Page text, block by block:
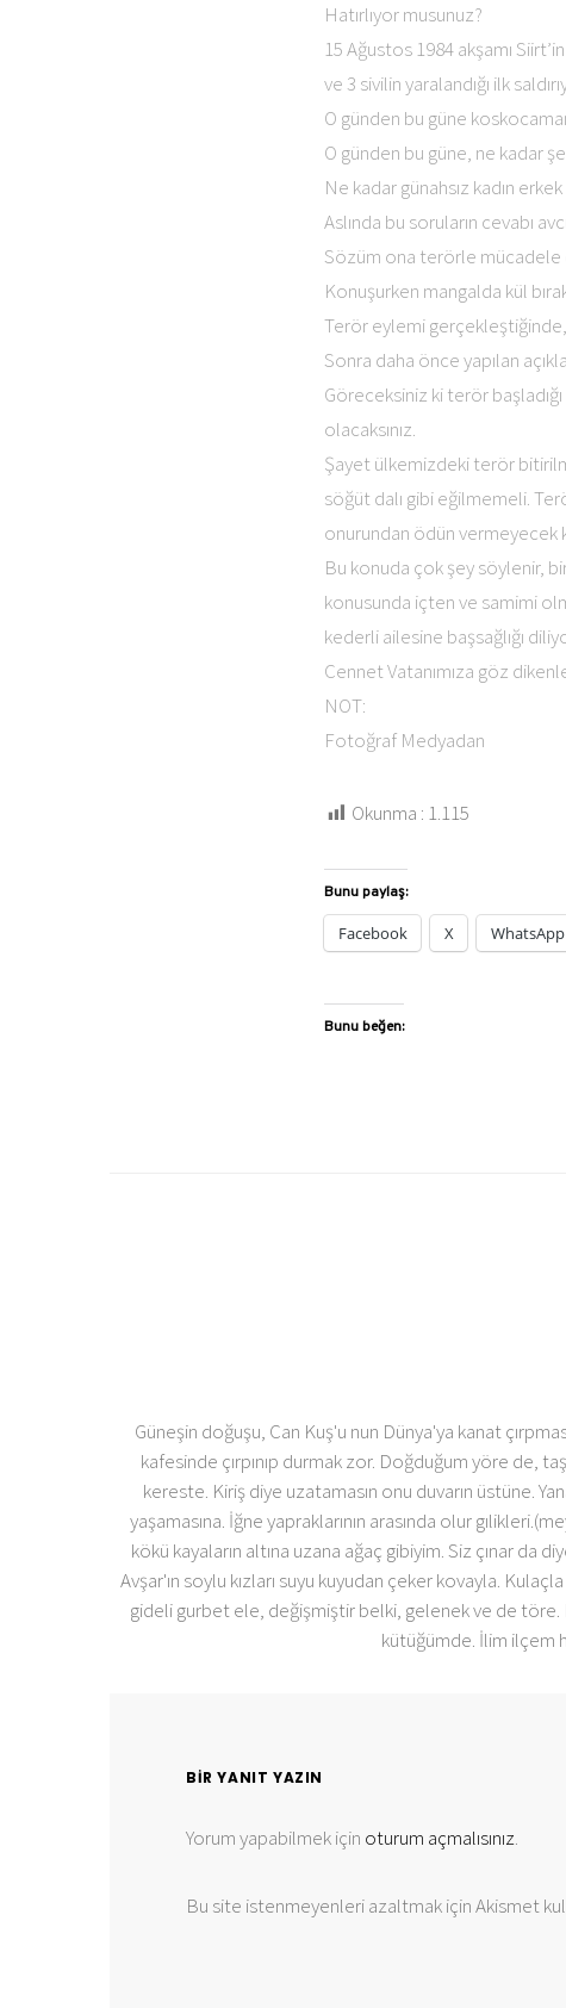
Hatırlıyor musunuz?
15 Ağustos 1984 akşamı
ve 3 sivilin yaralandığı ilk
O günden bu güne koskocaman
O günden bu güne, ne kadar
Ne kadar günahsız kadın
Aslında bu soruların cevabı
Sözüm ona terörle mücadele
Konuşurken mangalda kül
Terör eylemi
Sonra daha önce yapılan
Göreceksiniz ki terör
olacaksınız.
Şayet ülkemizdeki terör
söğüt dalı gibi eğilmemeli.
onurundan ödün vermeyecek
Bu konuda çok şey söylenir,
konusunda içten ve samimi
kederli ailesine başsağlığı
Cennet Vatanımıza göz
NOT:
Fotoğraf Medyadan
Okunma : 1.115
Bunu paylaş:
Facebook X WhatsApp
Bunu beğen:
Güneşin doğuşu, Can Kuş'u nun Dünya'ya kanat
kafesinde çırpınıp durmak zor. Doğduğum yöre de,
kereste. Kiriş diye uzatamasın onu duvarın üstüne.
yaşamasına. İğne yapraklarının arasında olur
kökü kayaların altına uzana ağaç gibiyim. Siz çınar da
Avşar'ın soylu kızları suyu kuyudan çeker kovayla.
gideli gurbet ele, değişmiştir belki, gelenek ve de töre.
kütüğümde. İlim ilçem
BIR YANIT YAZIN
Yorum yapabilmek için oturum açmalısınız.
Bu site istenmeyenleri azaltmak için Akismet